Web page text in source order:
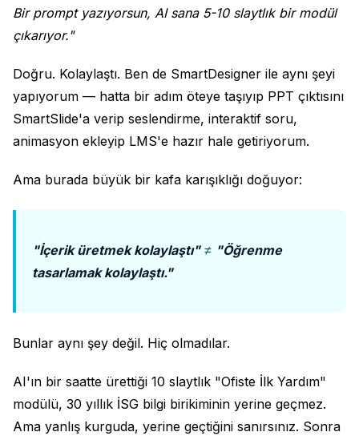
Bir prompt yazıyorsun, AI sana 5-10 slaytlık bir modül
çıkarıyor."
Doğru. Kolaylaştı. Ben de SmartDesigner ile aynı şeyi
yapıyorum — hatta bir adım öteye taşıyıp PPT çıktısını
SmartSlide'a verip seslendirme, interaktif soru,
animasyon ekleyip LMS'e hazır hale getiriyorum.
Ama burada büyük bir kafa karışıklığı doğuyor:
"İçerik üretmek kolaylaştı"≠ "Öğrenme
tasarlamak kolaylaştı."
Bunlar aynı şey değil. Hiç olmadılar.
AI'ın bir saatte ürettiği 10 slaytlık "Ofiste İlk Yardım"
modülü, 30 yıllık İSG bilgi birikiminin yerine geçmez.
Ama yanlış kurguda, yerine geçtiğini sanırsınız. Sonra